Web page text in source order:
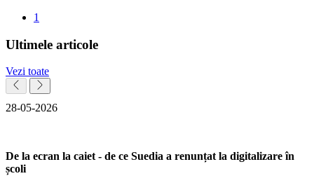
1
Ultimele articole
Vezi toate
28-05-2026
De la ecran la caiet - de ce Suedia a renunțat la digitalizare în
școli